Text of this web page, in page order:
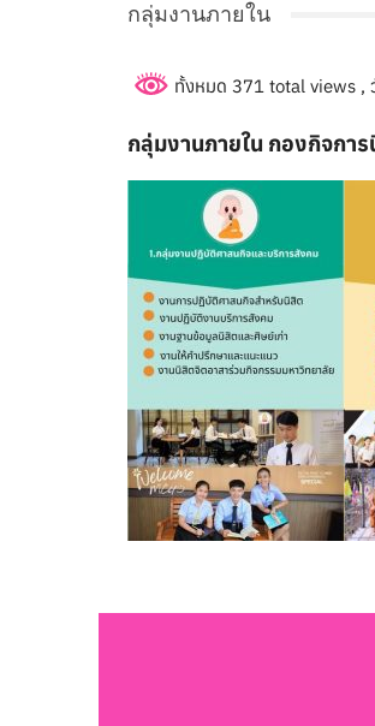
กลุ่มงานภายใน
ทั้งหมด 371 total views ,
กลุ่มงานภายใน กองกิจกา